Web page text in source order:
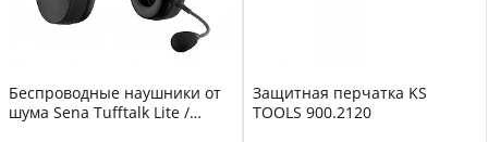
Беспроводные наушники от
шума Sena Tufftalk Lite /
Защитная перчатка KS
TOOLS 900.2120